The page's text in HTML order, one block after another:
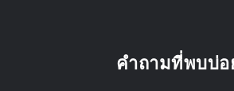
คำถามที่พบบ่อ